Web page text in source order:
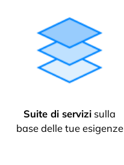
Suite di servizi sulla
base delle tue esigenze